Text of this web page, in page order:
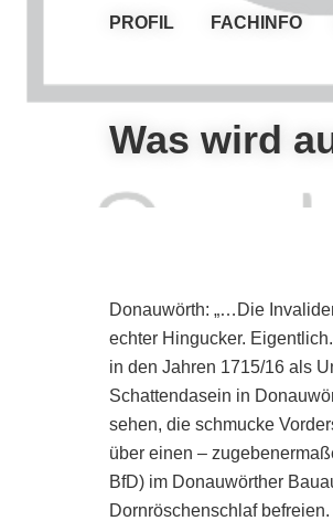
PROFIL FACHINFO
Was wird
Donauwörth: „…Die
echter Hingucker.
in den Jahren 1715/16 als
Schattendasein in
sehen, die schmucke
über einen –
BfD) im Donauwörther
Dornröschenschlaf